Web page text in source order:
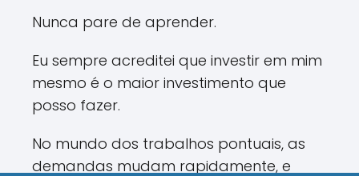
Nunca pare de aprender.
Eu sempre acreditei que investir em mim
mesmo é o maior investimento que
posso fazer.
No mundo dos trabalhos pontuais, as
demandas mudam rapidamente, e